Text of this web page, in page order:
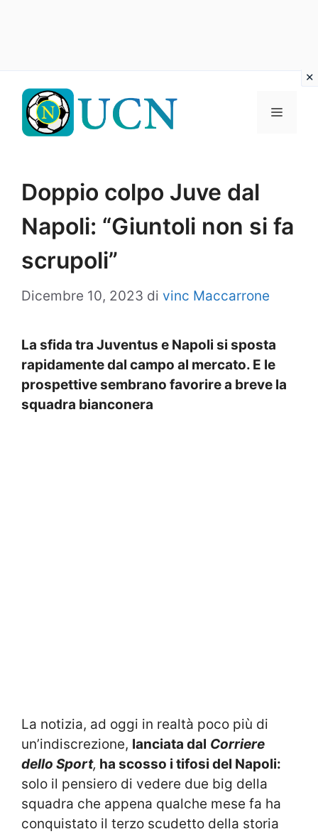
contenuto
Menu
Doppio colpo Juve dal
Napoli: “Giuntoli non si fa
scrupoli”
Dicembre 10, 2023 di vinc Maccarrone
La sfida tra Juventus e Napoli si sposta
rapidamente dal campo al mercato. E le
prospettive sembrano favorire a breve la
squadra bianconera
La notizia, ad oggi in realtà poco più di
un’indiscrezione, lanciata dal Corriere
dello Sport, ha scosso i tifosi del Napoli:
solo il pensiero di vedere due big della
squadra che appena qualche mese fa ha
conquistato il terzo scudetto della storia